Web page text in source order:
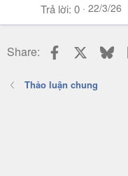
Trả lời 0 22/3/26
Share: Facebook
Thảo luận chung